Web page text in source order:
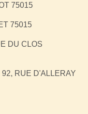
75015
75015
DU CLOS
92, RUE D'ALLERAY